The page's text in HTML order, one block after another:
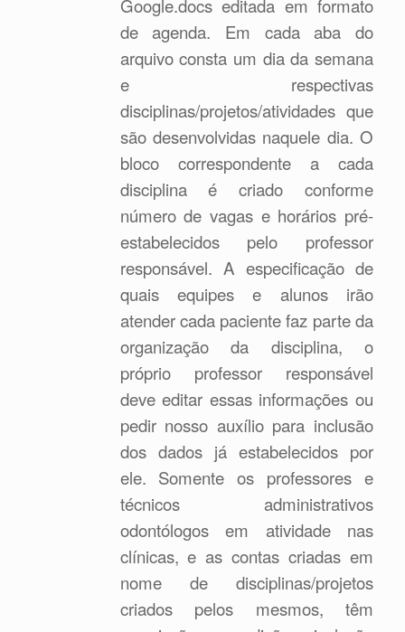
Google.docs editada em formato
de agenda. Em cada aba do
arquivo consta um dia da semana
e respectivas
disciplinas/projetos/atividades que
são desenvolvidas naquele dia. O
bloco correspondente a cada
disciplina é criado conforme
número de vagas e horários pré-
estabelecidos pelo professor
responsável. A especificação de
quais equipes e alunos irão
atender cada paciente faz parte da
organização da disciplina, o
próprio professor responsável
deve editar essas informações ou
pedir nosso auxílio para inclusão
dos dados já estabelecidos por
ele. Somente os professores e
técnicos administrativos
odontólogos em atividade nas
clínicas, e as contas criadas em
nome de disciplinas/projetos
criados pelos mesmos, têm